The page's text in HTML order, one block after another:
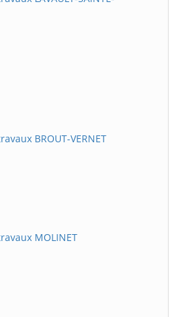
BROUT-VERNET
MOLINET